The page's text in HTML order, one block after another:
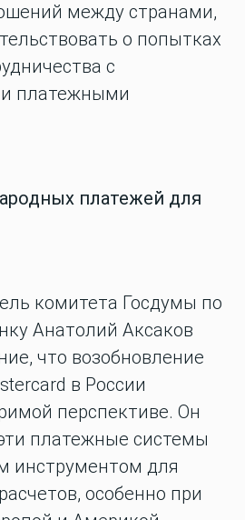
между странами,
о попытках
с
платежными
платежей для
комитета Госдумы по
Анатолий Аксаков
что возобновление
в России
перспективе. Он
платежные системы
инструментом для
особенно при